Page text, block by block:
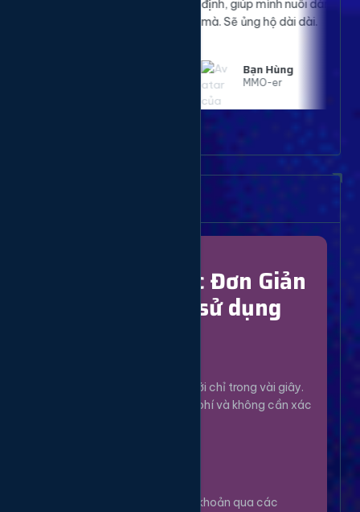
định, giúp mình nuôi dàn tài khoản mượt
mà. Sẽ ủng hộ dài dài.
Bạn Hùng
MMO-er
Chỉ Với 4 Bước Đơn Giản
để bắt đầu sử dụng
Tạo tài khoản mới chỉ trong vài giây.
Hoàn toàn miễn phí và không cần xác
Nạp tiền vào tài khoản qua các